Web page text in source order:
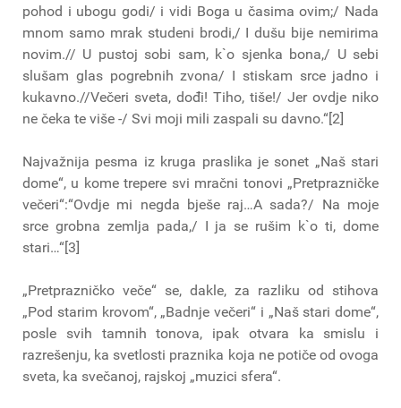
pohod i ubogu godi/ i vidi Boga u časima ovim;/ Nada
mnom samo mrak studeni brodi,/ I dušu bije nemirima
novim.// U pustoj sobi sam, k`o sjenka bona,/ U sebi
slušam glas pogrebnih zvona/ I stiskam srce jadno i
kukavno.//Večeri sveta, dođi! Tiho, tiše!/ Jer ovdje niko
ne čeka te više -/ Svi moji mili zaspali su davno.“[2]
Najvažnija pesma iz kruga praslika je sonet „Naš stari
dome“, u kome trepere svi mračni tonovi „Pretprazničke
večeri“:“Ovdje mi negda bješe raj…A sada?/ Na moje
srce grobna zemlja pada,/ I ja se rušim k`o ti, dome
stari…“[3]
„Pretprazničko veče“ se, dakle, za razliku od stihova
„Pod starim krovom“, „Badnje večeri“ i „Naš stari dome“,
posle svih tamnih tonova, ipak otvara ka smislu i
razrešenju, ka svetlosti praznika koja ne potiče od ovoga
sveta, ka svečanoj, rajskoj „muzici sfera“.